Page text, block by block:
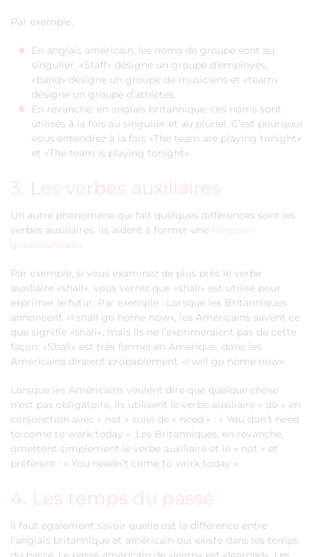
Par exemple,
En anglais américain, les noms de groupe sont au
singulier. «Staff» désigne un groupe d’employés,
«band» désigne un groupe de musiciens et «team»
désigne un groupe d’athlètes.
En revanche, en anglais britannique, ces noms sont
utilisés à la fois au singulier et au pluriel. C’est pourquoi
vous entendrez à la fois «The team are playing tonight»
et «The team is playing tonight».
3. Les verbes auxiliaires
Un autre phénomène qui fait quelques différences sont les
verbes auxiliaires. Ils aident à former une fonction
grammaticale.
Par exemple, si vous examinez de plus près le verbe
auxiliaire «shall», vous verrez que «shall» est utilisé pour
exprimer le futur. Par exemple : Lorsque les Britanniques
annoncent «I shall go home now», les Américains savent ce
que signifie «shall», mais ils ne l’exprimeraient pas de cette
façon. «Shall» est très formel en Amérique, donc les
Américains diraient probablement «I will go home now».
Lorsque les Américains veulent dire que quelque chose
n’est pas obligatoire, ils utilisent le verbe auxiliaire « do » en
conjonction avec « not » suivi de « need » : « You don’t need
to come to work today ». Les Britanniques, en revanche,
omettent simplement le verbe auxiliaire et le « not » et
préfèrent : « You needn’t come to work today ».
4. Les temps du passé
Il faut également savoir quelle est la différence entre
l’anglais britannique et américain qui existe dans les temps